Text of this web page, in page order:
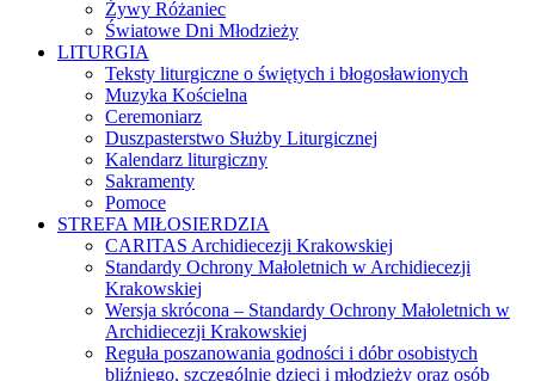
Żywy Różaniec
Światowe Dni Młodzieży
LITURGIA
Teksty liturgiczne o świętych i błogosławionych
Muzyka Kościelna
Ceremoniarz
Duszpasterstwo Służby Liturgicznej
Kalendarz liturgiczny
Sakramenty
Pomoce
STREFA MIŁOSIERDZIA
CARITAS Archidiecezji Krakowskiej
Standardy Ochrony Małoletnich w Archidiecezji
Krakowskiej
Wersja skrócona – Standardy Ochrony Małoletnich w
Archidiecezji Krakowskiej
Reguła poszanowania godności i dóbr osobistych
bliźniego, szczególnie dzieci i młodzieży oraz osób